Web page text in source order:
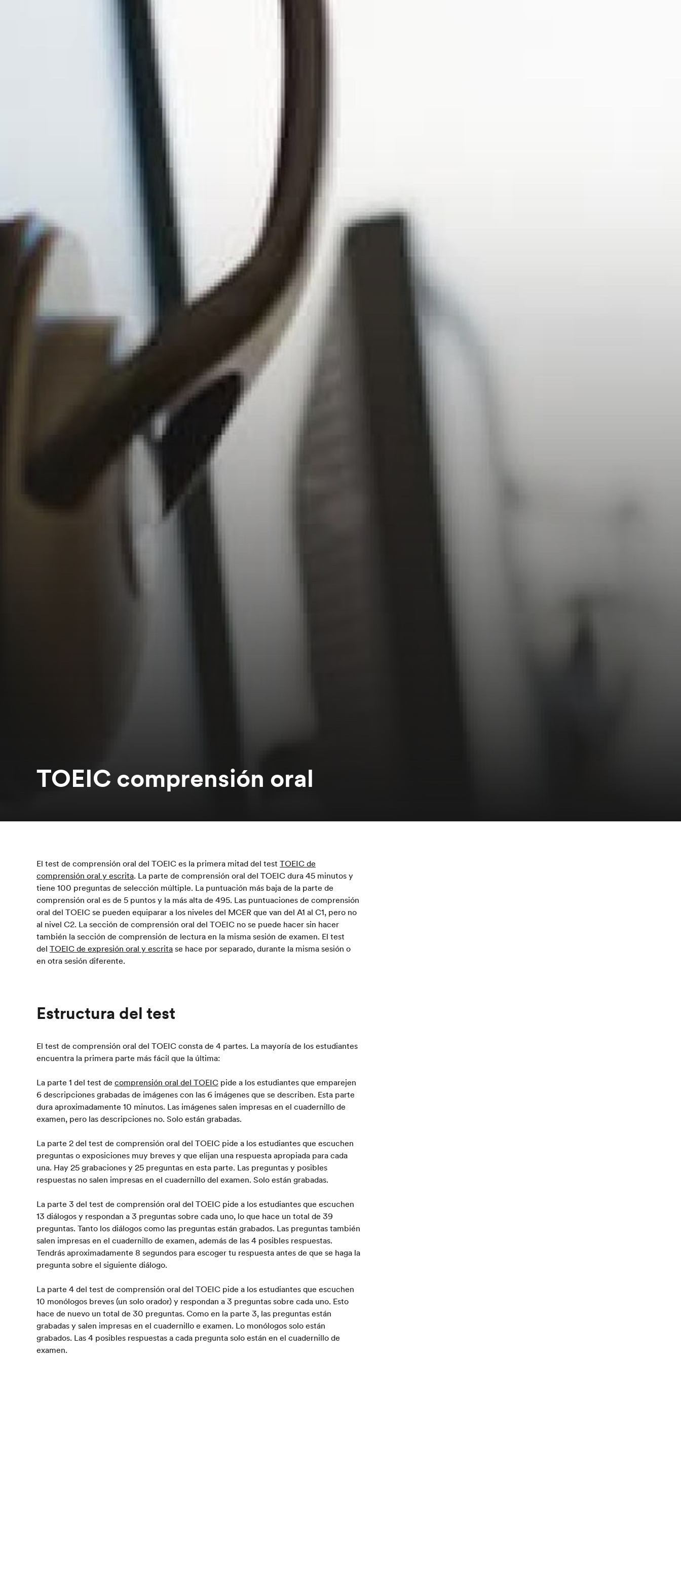
TOEIC comprensión oral
El test de comprensión oral del TOEIC es la primera mitad del test TOEIC de
comprensión oral y escrita. La parte de comprensión oral del TOEIC dura 45 minutos y
tiene 100 preguntas de selección múltiple. La puntuación más baja de la parte de
comprensión oral es de 5 puntos y la más alta de 495. Las puntuaciones de comprensión
oral del TOEIC se pueden equiparar a los niveles del MCER que van del A1 al C1, pero no
al nivel C2. La sección de comprensión oral del TOEIC no se puede hacer sin hacer
también la sección de comprensión de lectura en la misma sesión de examen. El test
del TOEIC de expresión oral y escritase hace por separado, durante la misma sesión o
en otra sesión diferente.
Estructura del test
El test de comprensión oral del TOEIC consta de 4 partes. La mayoría de los estudiantes
encuentra la primera parte más fácil que la última:
La parte 1 del test de comprensión oral del TOEIC pide a los estudiantes que emparejen
6 descripciones grabadas de imágenes con las 6 imágenes que se describen. Esta parte
dura aproximadamente 10 minutos. Las imágenes salen impresas en el cuadernillo de
examen, pero las descripciones no. Solo están grabadas.
La parte 2 del test de comprensión oral del TOEIC pide a los estudiantes que escuchen
preguntas o exposiciones muy breves y que elijan una respuesta apropiada para cada
una. Hay 25 grabaciones y 25 preguntas en esta parte. Las preguntas y posibles
respuestas no salen impresas en el cuadernillo del examen. Solo están grabadas.
La parte 3 del test de comprensión oral del TOEIC pide a los estudiantes que escuchen
13 diálogos y respondan a 3 preguntas sobre cada uno, lo que hace un total de 39
preguntas. Tanto los diálogos como las preguntas están grabados. Las preguntas también
salen impresas en el cuadernillo de examen, además de las 4 posibles respuestas.
Tendrás aproximadamente 8 segundos para escoger tu respuesta antes de que se haga la
pregunta sobre el siguiente diálogo.
La parte 4 del test de comprensión oral del TOEIC pide a los estudiantes que escuchen
10 monólogos breves (un solo orador) y respondan a 3 preguntas sobre cada uno. Esto
hace de nuevo un total de 30 preguntas. Como en la parte 3, las preguntas están
grabadas y salen impresas en el cuadernillo e examen. Lo monólogos solo están
grabados. Las 4 posibles respuestas a cada pregunta solo están en el cuadernillo de
examen.